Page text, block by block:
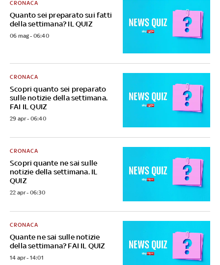
Quanto sei preparato sui fatti
della settimana? IL QUIZ
CRONACA
06 mag - 06:40
Scopri quanto sei preparato
sulle notizie della settimana.
FAI IL QUIZ
CRONACA
29 apr - 06:40
Scopri quante ne sai sulle
notizie della settimana. IL
QUIZ
CRONACA
22 apr - 06:30
Quante ne sai sulle notizie
della settimana? FAI IL QUIZ
CRONACA
14 apr - 14:01